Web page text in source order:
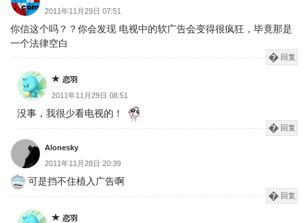
2011年11月29日 07:51
你信这个吗？？你会发现 电视中的软广告会变得很疯狂，毕竟那是
一个法律空白
回复
恋羽
2011年11月29日 08:51
没事，我很少看电视的！
回复
Alonesky
2011年11月28日 20:39
可是挡不住植入广告啊
回复
恋羽